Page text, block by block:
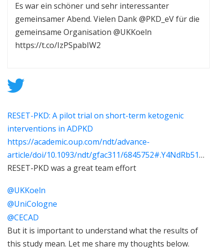
Es war ein schöner und sehr interessanter
gemeinsamer Abend. Vielen Dank @PKD_eV für die
gemeinsame Organisation @UKKoeln
https://t.co/IzPSpabIW2
RESET-PKD: A pilot trial on short-term ketogenic
interventions in ADPKD
https://academic.oup.com/ndt/advance-
article/doi/10.1093/ndt/gfac311/6845752#.Y4NdRb51DwA.twitter
RESET-PKD was a great team effort
@UKKoeln
@UniCologne
@CECAD
But it is important to understand what the results of
this study mean. Let me share my thoughts below.